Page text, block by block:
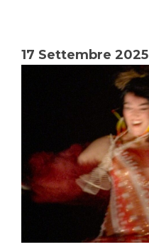
17 Settembre 2025